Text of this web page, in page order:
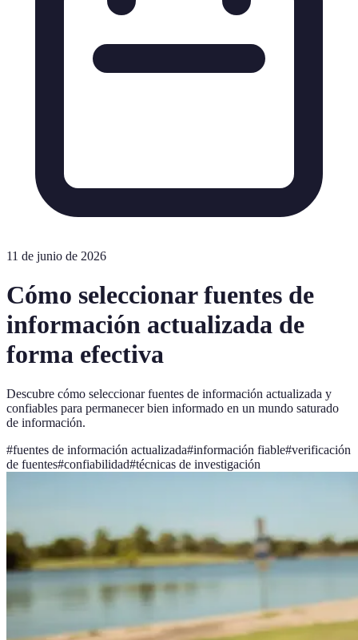
11 de junio de 2026
Cómo seleccionar fuentes de
información actualizada de
forma efectiva
Descubre cómo seleccionar fuentes de información actualizada y
confiables para permanecer bien informado en un mundo saturado
de información.
#fuentes de información actualizada#información fiable#verificación
de fuentes#confiabilidad#técnicas de investigación